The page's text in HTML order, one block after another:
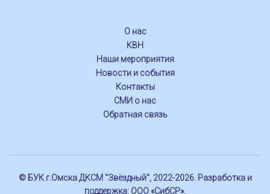
О нас
КВН
Наши мероприятия
Новости и события
Контакты
СМИ о нас
Обратная связь
© БУК г.Омска ДКСМ "Звёздный", 2022-2026. Разработка и
поддержка: ООО «СибСР».